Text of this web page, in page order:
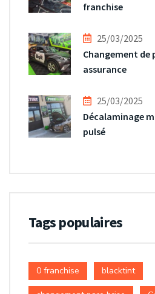
franchise
25/03/2025
Changement de
assurance
25/03/2025
Décalaminage
pulsé
Tags populaires
0 franchise blacktint